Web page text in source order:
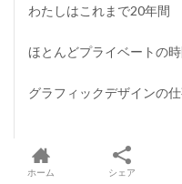
わたしはこれまで20年間
ほとんどプライベートの
グラフィックデザインの
今となってはその失った20
ホーム シェア